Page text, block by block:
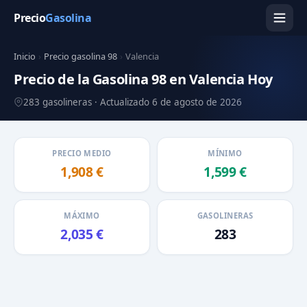
PrecioGasolina
Inicio › Precio gasolina 98 › Valencia
Precio de la Gasolina 98 en Valencia Hoy
283 gasolineras · Actualizado 6 de agosto de 2026
PRECIO MEDIO
1,908 €
MÍNIMO
1,599 €
MÁXIMO
2,035 €
GASOLINERAS
283